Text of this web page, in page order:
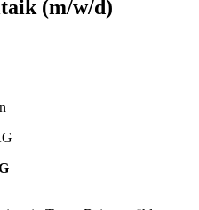
(m/w/d)